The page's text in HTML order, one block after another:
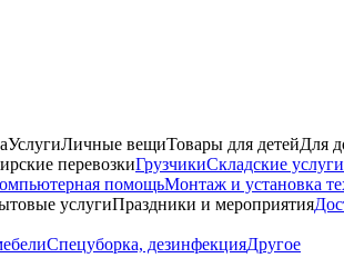
УслугиЛичные вещиТовары для детейДля
перевозкиГрузчикиСкладские услуги
помощьМонтаж и установка
услугиПраздники и мероприятия
Спецуборка, дезинфекцияДругое